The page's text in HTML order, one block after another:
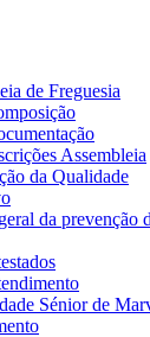
de Freguesia
Assembleia
da Qualidade
da prevenção
Sénior de